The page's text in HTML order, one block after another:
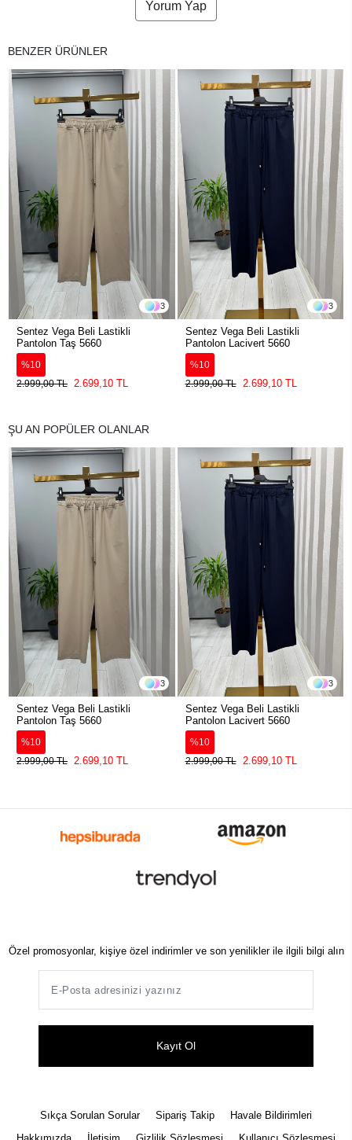
Yorum Yap
BENZER ÜRÜNLER
3
Sentez Vega Beli Lastikli
Pantolon Taş 5660
%10
2.999,00 TL 2.699,10 TL
3
Sentez Vega Beli Lastikli
Pantolon Lacivert 5660
%10
2.999,00 TL
2.699,10 TL
ŞU AN POPÜLER OLANLAR
3
Sentez Vega Beli Lastikli
Pantolon Taş 5660
%10
2.999,00 TL 2.699,10 TL
3
Sentez Vega Beli Lastikli
Pantolon Lacivert 5660
%10
2.999,00 TL
2.699,10 TL
Özel promosyonlar, kişiye özel indirimler ve son yenilikler ile ilgili bilgi alın
Kayıt Ol
Sıkça Sorulan Sorular Sipariş Takip
Havale Bildirimleri